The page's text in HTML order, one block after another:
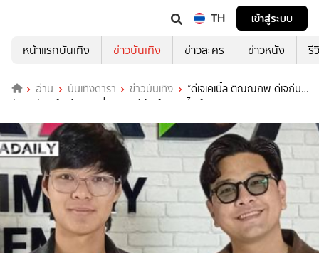
TH
เข้าสู่ระบบ
หน้าแรกบันเทิง
ข่าวบันเทิง ข่าวละคร ข่าวหนัง รี
อ่าน บันเทิงดารา ข่าวบันเทิง
“ดีเจเคเบิ้ล ติณณภพ-ดีเจภีม
มัธยมจันทร์”พร้อมลุยสื่อวิทยุ-อีเว้นท์ของเอไทม์